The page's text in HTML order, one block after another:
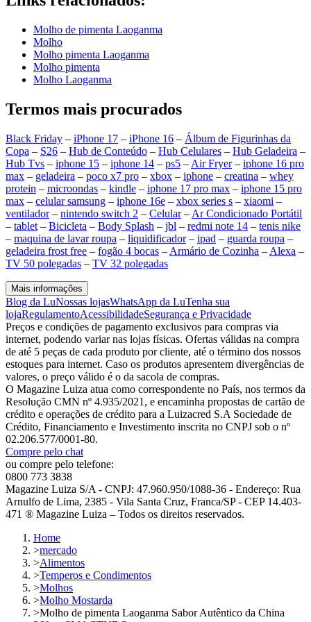
Molho de pimenta Laoganma
Molho
Molho pimenta Laoganma
Molho pimenta
Molho Laoganma
Termos mais procurados
Black Friday – iPhone 17 – iPhone 16 – Álbum de Figurinhas da
Copa – S26 – Hub de Conteúdo – Hub Celulares – Hub Geladeira –
Hub Tvs – iphone 15 – iphone 14 – ps5 – Air Fryer– iphone 16 pro
max – geladeira – poco x7 pro – xbox – iphone – creatina – whey
protein – microondas – kindle – iphone 17 pro max – iphone 15 pro
max – celular samsung – iphone 16e – xbox series s – xiaomi –
ventilador– nintendo switch 2 – Celular– Ar Condicionado Portátil
– tablet – Bicicleta – Body Splash – jbl – redmi note 14 – tenis nike
– maquina de lavar roupa – liquidificador– ipad – guarda roupa –
geladeira frost free – fogão 4 bocas – Armário de Cozinha – Alexa –
TV 50 polegadas – TV 32 polegadas
Mais informações
Blog da LuNossas lojasWhatsApp da LuTenha sua
lojaRegulamentoAcessibilidadeSegurança e Privacidade
Preços e condições de pagamento exclusivos para compras via
internet, podendo variar nas lojas físicas. Ofertas válidas na compra
de até 5 peças de cada produto por cliente, até o término dos nossos
estoques para internet. Caso os produtos apresentem divergências de
valores, o preço válido é o da sacola de compras.
O Magazine Luiza atua como correspondente no País, nos termos da
Resolução CMN nº 4.935/2021, e encaminha propostas de cartão de
crédito e operações de crédito para a Luizacred S.A Sociedade de
Crédito, Financiamento e Investimento inscrita no CNPJ sob o nº
02.206.577/0001-80.
Compre pelo chat
ou compre pelo telefone:
0800 773 3838
Magazine Luiza S/A - CNPJ: 47.960.950/1088-36 - Endereço: Rua
Arnulfo de Lima, 2385 - Vila Santa Cruz, Franca/SP - CEP 14.403-
471 ® Magazine Luiza – Todos os direitos reservados.
Home
>mercado
>Alimentos
>Temperos e Condimentos
>Molhos
>Molho Mostarda
>Molho de pimenta Laoganma Sabor Autêntico da China